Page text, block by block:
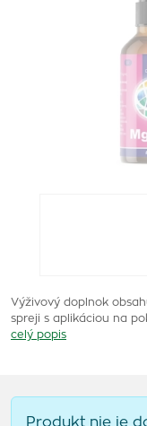
Výživový doplnok
spreji s aplikáciou na
celý popis
Produkt nie je